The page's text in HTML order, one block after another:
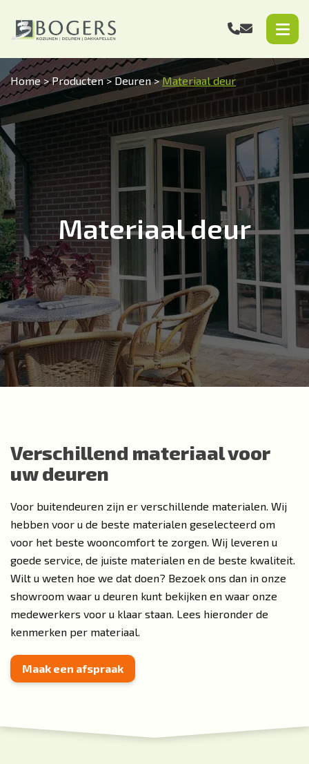
Home>Producten>Deuren>Materiaal deur
Materiaal deur
Verschillend materiaal voor
uw deuren
Voor buitendeuren zijn er verschillende materialen. Wij
hebben voor u de beste materialen geselecteerd om
voor het beste wooncomfort te zorgen. Wij leveren u
goede service, de juiste materialen en de beste kwaliteit.
Wilt u weten hoe we dat doen? Bezoek ons dan in onze
showroom waar u deuren kunt bekijken en waar onze
medewerkers voor u klaar staan. Lees hieronder de
kenmerken per materiaal.
Maak een afspraak